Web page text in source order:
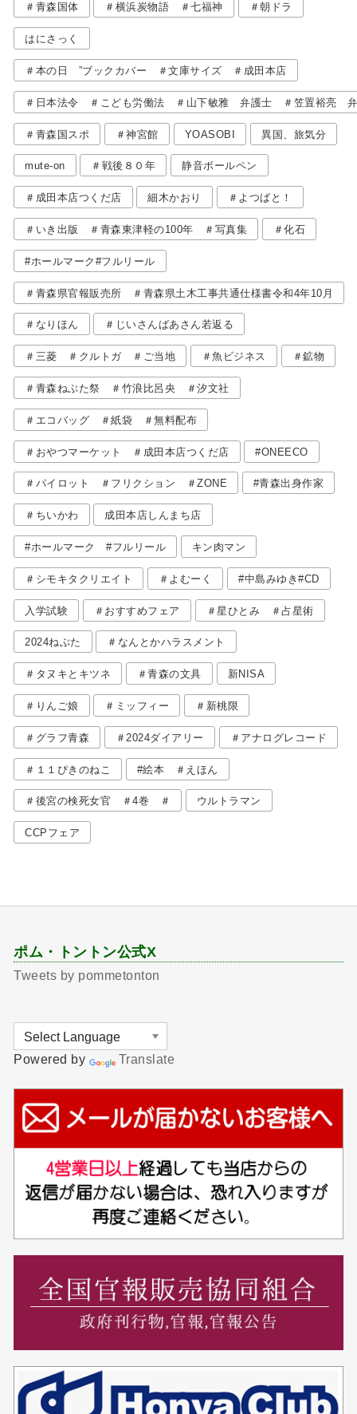
＃青森国体 ＃横浜炭物語 ＃七福神 ＃朝ドラ
はにさっく
＃本の日 ”ブックカバー ＃文庫サイズ ＃成田本店
＃日本法令 ＃こども労働法 ＃山下敏雅 弁護士 ＃笠置裕亮
＃青森国スポ ＃神宮館 YOASOBI 異国、旅気分
mute-on ＃戦後８０年 静音ボールペン
＃成田本店つくだ店 細木かおり ＃よつばと！
＃いき出版 ＃青森東津軽の100年 ＃写真集 ＃化石
#ホールマーク#フルリール
＃青森県官報販売所 ＃青森県土木工事共通仕様書令和4年10月
＃なりほん ＃じいさんばあさん若返る
＃三菱 ＃クルトガ ＃ご当地 ＃魚ビジネス ＃鉱物
＃青森ねぶた祭 ＃竹浪比呂央 ＃汐文社
＃エコバッグ ＃紙袋 ＃無料配布
＃おやつマーケット ＃成田本店つくだ店 #ONEECO
＃パイロット ＃フリクション ＃ZONE #青森出身作家
＃ちいかわ 成田本店しんまち店
#ホールマーク #フルリール キン肉マン
＃シモキタクリエイト ＃よむーく #中島みゆき#CD
入学試験 ＃おすすめフェア ＃星ひとみ ＃占星術
2024ねぶた ＃なんとかハラスメント
＃タヌキとキツネ ＃青森の文具 新NISA
＃りんご娘 ＃ミッフィー ＃新桃限
＃グラフ青森 ＃2024ダイアリー ＃アナログレコード
＃１１ぴきのねこ #絵本 ＃えほん
＃後宮の検死女官 ＃4巻 ＃ ウルトラマン
CCPフェア
ポム・トントン公式X
Tweets by pommetonton
Powered by Translate